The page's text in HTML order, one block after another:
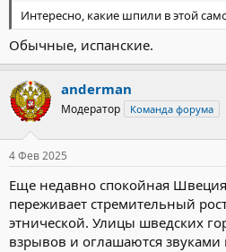
Интересно, какие шпили в этой
Обычные, испанские.
anderman
Модератор Команда форума
4 Фев 2025
Еще недавно спокойная
переживает стремительный
этнической. Улицы шведских
взрывов и оглашаются звуками